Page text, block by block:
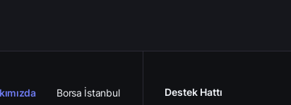
Borsa İstanbul Destek Hattı